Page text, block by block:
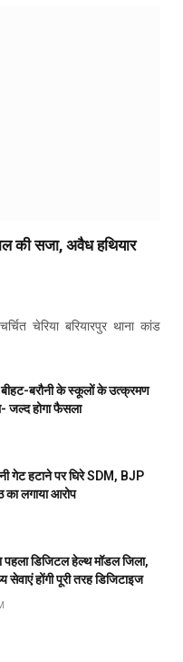
की सजा, अवैध हथियार
चेरिया बरियारपुर थाना कांड
बीहट-बरौनी के स्कूलों के उत्क्रमण
जल्द होगा फैसला
गेट हटाने पर घिरे SDM, BJP
का लगाया आरोप
पहला डिजिटल हेल्थ मॉडल जिला,
होंगी पूरी तरह डिजिटाइज